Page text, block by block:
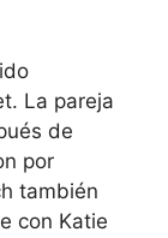
La pareja
de
por
también
con Katie